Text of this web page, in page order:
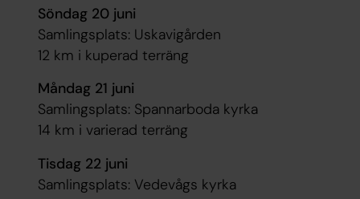
Söndag 20 juni
Samlingsplats: Uskavigården
12 km i kuperad terräng
Måndag 21 juni
Samlingsplats: Spannarboda kyrka
14 km i varierad terräng
Tisdag 22 juni
Samlingsplats: Vedevågs kyrka